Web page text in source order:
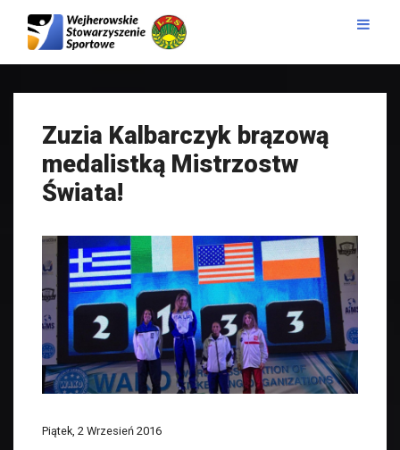
Zuzia Kalbarczyk brązową
medalistką Mistrzostw
Świata!
Piątek, 2 Wrzesień 2016